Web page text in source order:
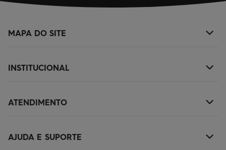
MAPA DO SITE
OUTLET
INSTITUCIONAL
ATENDIMENTO
AJUDA E SUPORTE